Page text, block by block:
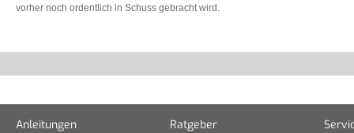
vorher noch ordentlich in Schuss gebracht wird.
Anleitungen Ratgeber